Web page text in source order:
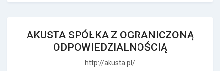
AKUSTA SPÓŁKA Z OGRANICZONĄ
ODPOWIEDZIALNOŚCIĄ
http://akusta.pl/